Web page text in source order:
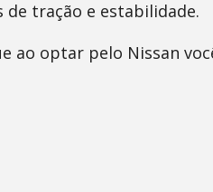
tração e estabilidade.
ao optar pelo Nissan